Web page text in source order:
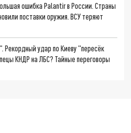
ошибка Palantir в России. Страны
поставки оружия. ВСУ теряют
Рекордный удар по Киеву "пересёк
КНДР на ЛБС? Тайные переговоры